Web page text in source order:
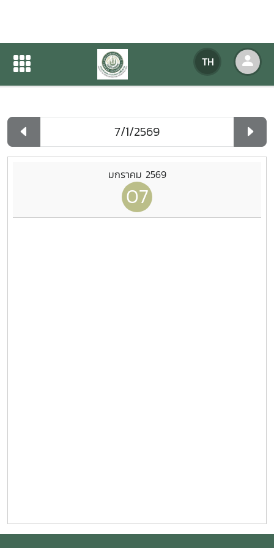
TH
ปฏิทินกิจกรรมของหน่วยงาน
ปฏิทินกิจกรรมของหน่วยงาน
มกราคม 2569
07